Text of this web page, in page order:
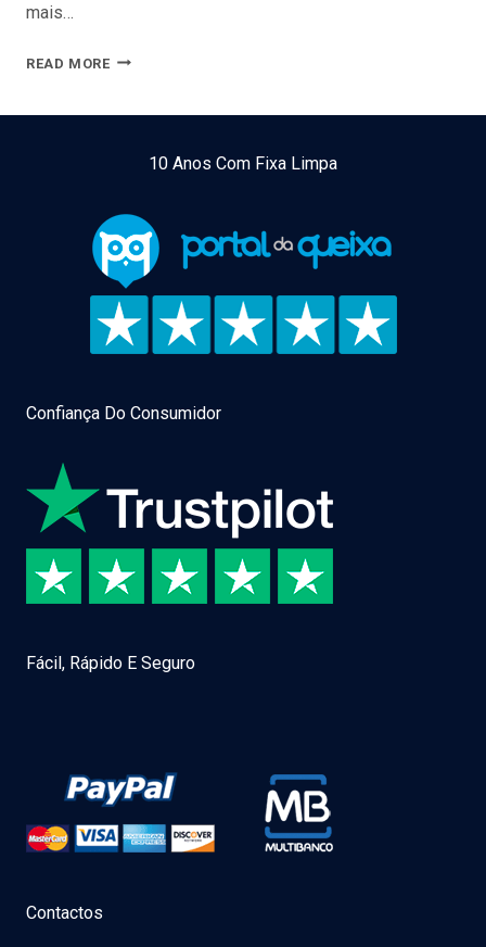
mais…
READ MOREDESCUBRA
LISTA
EMPRESAS
DE
CONSTRUÇÃO
CIVIL
EM
10 Anos Com Fixa Limpa
Confiança Do Consumidor
Fácil, Rápido E Seguro
Contactos